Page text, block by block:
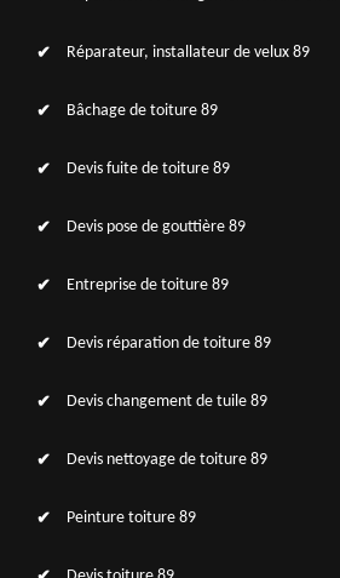
Réparateur, installateur de velux 89
Bâchage de toiture 89
Devis fuite de toiture 89
Devis pose de gouttière 89
Entreprise de toiture 89
Devis réparation de toiture 89
Devis changement de tuile 89
Devis nettoyage de toiture 89
Peinture toiture 89